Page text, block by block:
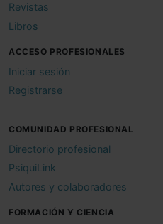
Revistas
Libros
ACCESO PROFESIONALES
Iniciar sesión
Registrarse
COMUNIDAD PROFESIONAL
Directorio profesional
PsiquiLink
Autores y colaboradores
FORMACIÓN Y CIENCIA